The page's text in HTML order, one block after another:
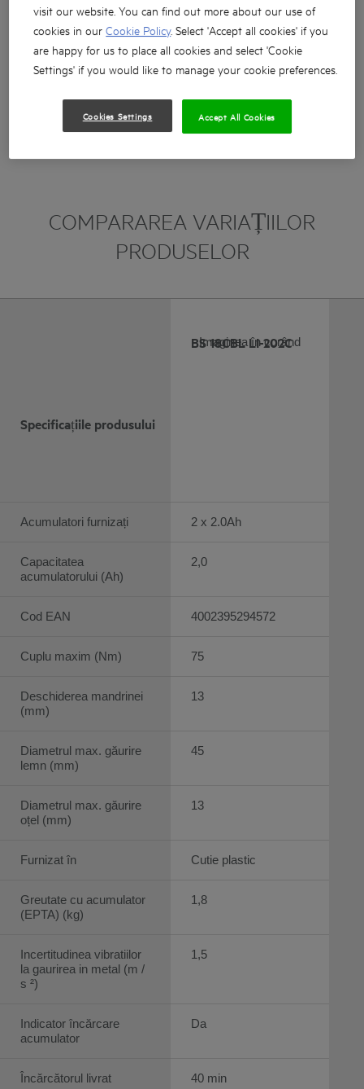
Compactă și puternică pentru toate lucrările de pe
șantier
Mașină de găurit și înșurubat cu o lungime de numai
176 mm, extrem de compactă și perfect echilibrată
acumulator (4,0 Ah) pentru un cuplu maxim care
asigură o putere completă
COMPARAREA VARIAȚIILOR
PRODUSELOR
Specificațiile produsului
Acumulatori furnizați
Capacitatea
acumulatorului (Ah)
Cod EAN
Cuplu maxim (Nm)
Deschiderea mandrinei
(mm)
Diametrul max. găurire
lemn (mm)
Diametrul max. găurire
oțel (mm)
Furnizat în
Greutate cu acumulator
(EPTA) (kg)
Incertitudinea vibratiilor
la gaurirea in metal (m /
s ²)
Indicator încărcare
acumulator
Încărcătorul livrat
Imaginea în curând
BS 18CBL LI-202C
2 x 2.0Ah
2,0
4002395294572
75
13
45
13
Cutie plastic
1,8
1,5
Da
40 min
visit our website. You can find out more about our use of
cookies in ourCookie Policy. Select 'Accept all cookies' if you
are happy for us to place all cookies and select 'Cookie
Settings' if you would like to manage your cookie preferences.
Cookies Settings Accept All Cookies